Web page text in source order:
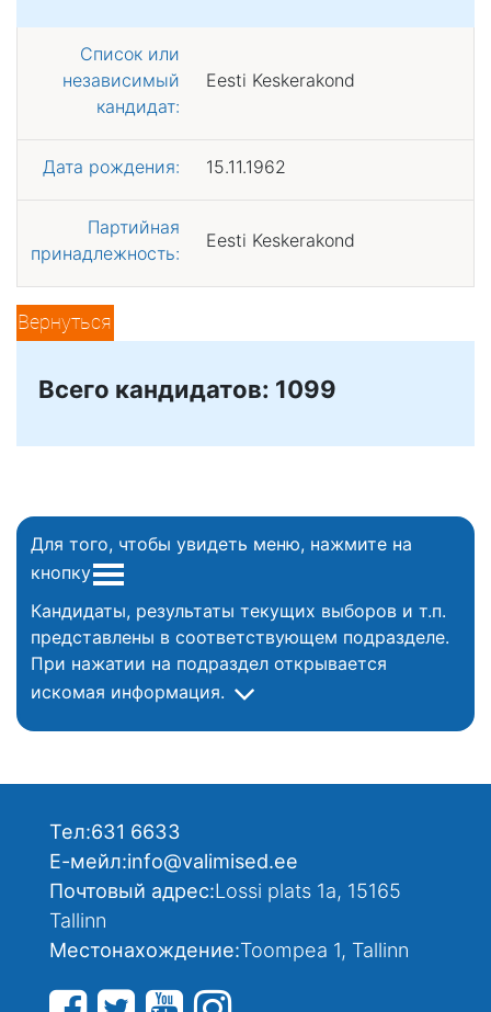
Список или
независимый
кандидат:
Eesti Keskerakond
Дата рождения: 15.11.1962
Партийная
принадлежность:
Eesti Keskerakond
Вернуться
Всего кандидатов: 1099
Для того, чтобы увидеть меню, нажмите на
кнопку
Кандидаты, результаты текущих выборов и т.п.
представлены в соответствующем подразделе.
При нажатии на подраздел открывается
искомая информация.
Тел:631 6633
Е-мейл:info@valimised.ee
Почтовый адрес:Lossi plats 1a, 15165
Tallinn
Местонахождение:Toompea 1, Tallinn